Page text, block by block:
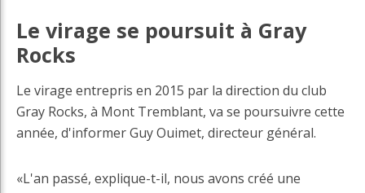
Le virage se poursuit à Gray
Rocks
Le virage entrepris en 2015 par la direction du club
Gray Rocks, à Mont Tremblant, va se poursuivre cette
année, d'informer Guy Ouimet, directeur général.
«L'an passé, explique-t-il, nous avons créé une